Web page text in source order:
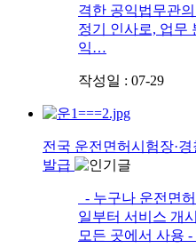
격한 공익법무관
정기 인사로, 업무
익…
작성일 : 07-29
전국 운전면허시험장·
발급
- 누구나 운전면
일부터 서비스 개
모든 곳에서 사용 -